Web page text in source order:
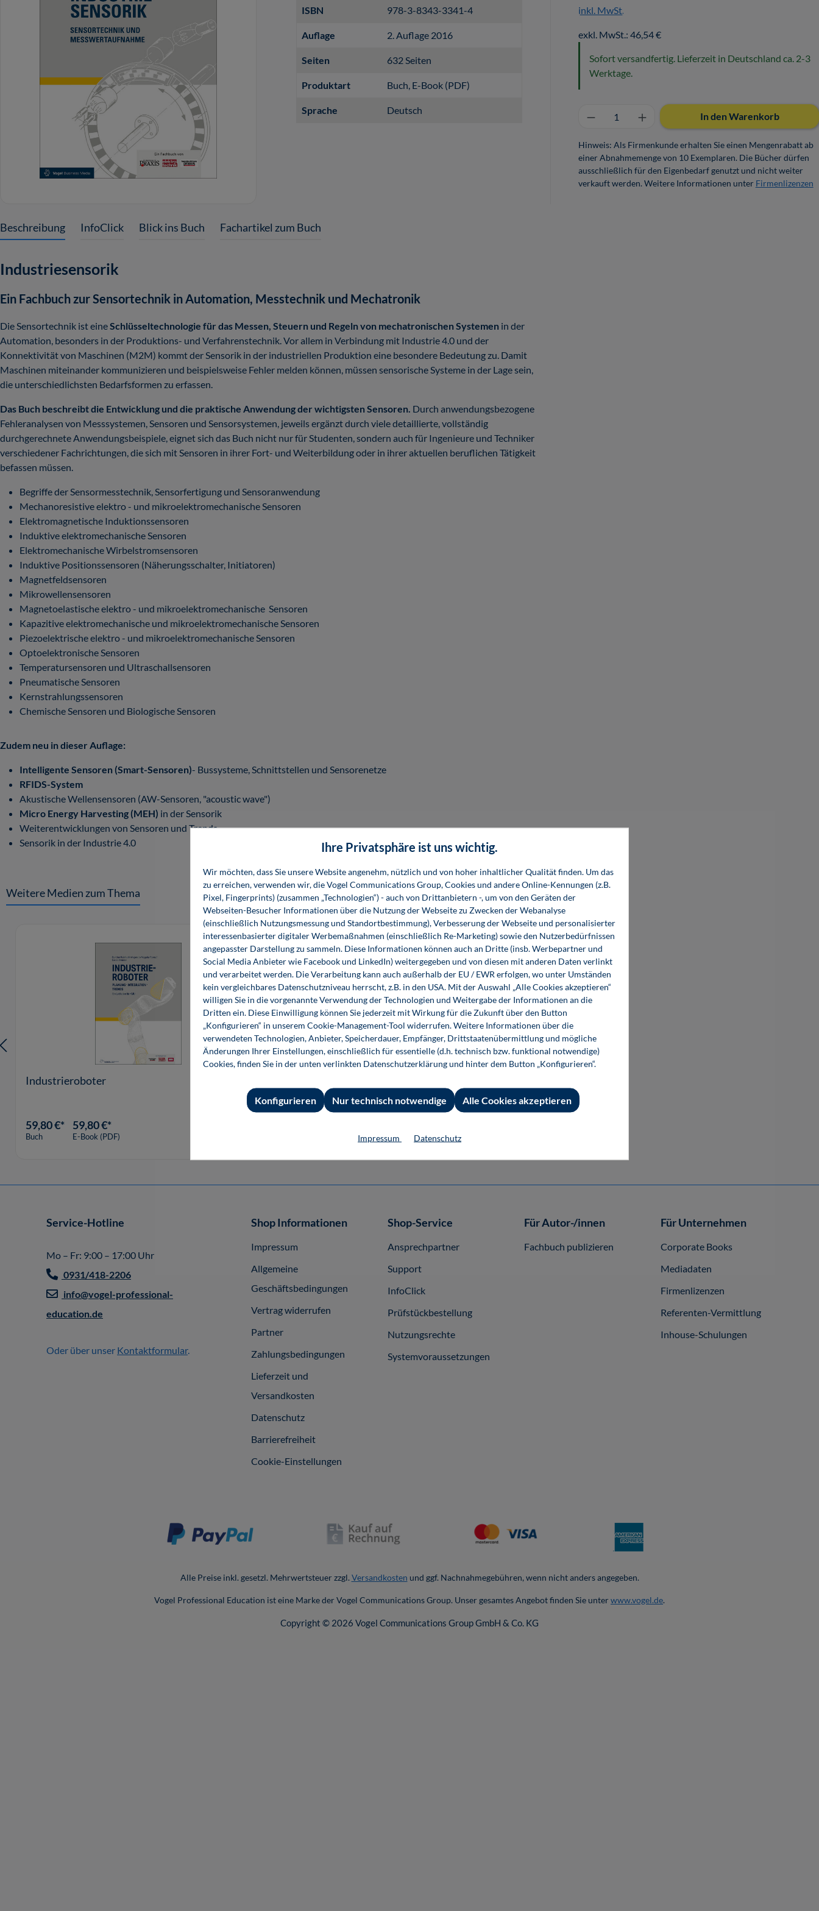
ISBN 978-3-8343-3341-4
Auflage 2. Auflage 2016
Seiten 632 Seiten
Produktart Buch, E-Book (PDF)
Sprache Deutsch
inkl. MwSt.
exkl. MwSt.: 46,54 €
Sofort versandfertig. Lieferzeit in Deutschland ca. 2-3
Werktage.
Produkt Anzahl: Gib denIn den Warenkorb
Hinweis: Als Firmenkunde erhalten Sie einen Mengenrabatt ab
einer Abnahmemenge von 10 Exemplaren. Die Bücher dürfen
ausschließlich für den Eigenbedarf genutzt und nicht weiter
verkauft werden. Weitere Informationen unter Firmenlizenzen
Beschreibung InfoClick Blick ins Buch Fachartikel zum Buch
Industriesensorik
Ein Fachbuch zur Sensortechnik in Automation, Messtechnik und Mechatronik
Die Sensortechnik ist eineSchlüsseltechnologie für das Messen, Steuern und Regeln von mechatronischen Systemen in der
Automation, besonders in der Produktions- und Verfahrenstechnik. Vor allem in Verbindung mit Industrie 4.0 und der
Konnektivität von Maschinen (M2M) kommt der Sensorik in der industriellen Produktion eine besondere Bedeutung zu. Damit
Maschinen miteinander kommunizieren und beispielsweise Fehler melden können, müssen sensorische Systeme in der Lage sein,
die unterschiedlichsten Bedarfsformen zu erfassen.
Das Buch beschreibt die Entwicklung und die praktische Anwendung der wichtigsten Sensoren. Durch anwendungsbezogene
Fehleranalysen von Messsystemen, Sensoren und Sensorsystemen, jeweils ergänzt durch viele detaillierte, vollständig
durchgerechnete Anwendungsbeispiele, eignet sich das Buch nicht nur für Studenten, sondern auch für Ingenieure und Techniker
verschiedener Fachrichtungen, die sich mit Sensoren in ihrer Fort- und Weiterbildung oder in ihrer aktuellen beruflichen Tätigkeit
befassen müssen.
Begriffe der Sensormesstechnik, Sensorfertigung und Sensoranwendung
Mechanoresistive elektro - und mikroelektromechanische Sensoren
Elektromagnetische Induktionssensoren
Induktive elektromechanische Sensoren
Elektromechanische Wirbelstromsensoren
Induktive Positionssensoren (Näherungsschalter, Initiatoren)
Magnetfeldsensoren
Mikrowellensensoren
Magnetoelastische elektro - und mikroelektromechanische Sensoren
Kapazitive elektromechanische und mikroelektromechanische Sensoren
Piezoelektrische elektro - und mikroelektromechanische Sensoren
Optoelektronische Sensoren
Temperatursensoren und Ultraschallsensoren
Pneumatische Sensoren
Kernstrahlungssensoren
Chemische Sensoren und Biologische Sensoren
Zudem neu in dieser Auflage:
Intelligente Sensoren (Smart-Sensoren)- Bussysteme, Schnittstellen und Sensorenetze
RFIDS-System
Akustische Wellensensoren (AW-Sensoren, "acoustic wave")
Micro Energy Harvesting (MEH) in der Sensorik
Weiterentwicklungen von Sensoren und Trends
Sensorik in der Industrie 4.0
Weitere Medien zum Thema
Industrieroboter
59,80 €*
Buch
59,80 €*
E-Book (PDF) E-Book (PDF)
Service-Hotline
Mo – Fr: 9:00 – 17:00 Uhr
0931/418-2206
info@vogel-professional-
education.de
Oder über unser Kontaktformular.
Shop Informationen
Impressum
Allgemeine
Geschäftsbedingungen
Vertrag widerrufen
Partner
Zahlungsbedingungen
Lieferzeit und
Versandkosten
Datenschutz
Barrierefreiheit
Cookie-Einstellungen
Shop-Service
Ansprechpartner
Support
InfoClick
Prüfstückbestellung
Nutzungsrechte
Systemvoraussetzungen
Für Autor-/innen
Fachbuch publizieren
Für Unternehmen
Corporate Books
Mediadaten
Firmenlizenzen
Referenten-Vermittlung
Inhouse-Schulungen
Alle Preise inkl. gesetzl. Mehrwertsteuer zzgl. Versandkosten und ggf. Nachnahmegebühren, wenn nicht anders angegeben.
Vogel Professional Education ist eine Marke der Vogel Communications Group. Unser gesamtes Angebot finden Sie unterwww.vogel.de.
Copyright © 2026 Vogel Communications Group GmbH & Co. KG
Ihre Privatsphäre ist uns wichtig.
Wir möchten, dass Sie unsere Website angenehm, nützlich und von hoher inhaltlicher Qualität finden. Um das
zu erreichen, verwenden wir, die Vogel Communications Group, Cookies und andere Online-Kennungen (z.B.
Pixel, Fingerprints) (zusammen „Technologien“) - auch von Drittanbietern -, um von den Geräten der
Webseiten-Besucher Informationen über die Nutzung der Webseite zu Zwecken der Webanalyse
(einschließlich Nutzungsmessung und Standortbestimmung), Verbesserung der Webseite und personalisierter
interessenbasierter digitaler Werbemaßnahmen (einschließlich Re-Marketing) sowie den Nutzerbedürfnissen
angepasster Darstellung zu sammeln. Diese Informationen können auch an Dritte (insb. Werbepartner und
Social Media Anbieter wie Facebook und LinkedIn) weitergegeben und von diesen mit anderen Daten verlinkt
und verarbeitet werden. Die Verarbeitung kann auch außerhalb der EU / EWR erfolgen, wo unter Umständen
kein vergleichbares Datenschutzniveau herrscht, z.B. in den USA. Mit der Auswahl „Alle Cookies akzeptieren“
willigen Sie in die vorgenannte Verwendung der Technologien und Weitergabe der Informationen an die
Dritten ein. Diese Einwilligung können Sie jederzeit mit Wirkung für die Zukunft über den Button
„Konfigurieren“ in unserem Cookie-Management-Tool widerrufen. Weitere Informationen über die
verwendeten Technologien, Anbieter, Speicherdauer, Empfänger, Drittstaatenübermittlung und mögliche
Änderungen Ihrer Einstellungen, einschließlich für essentielle (d.h. technisch bzw. funktional notwendige)
Cookies, finden Sie in der unten verlinkten Datenschutzerklärung und hinter dem Button „Konfigurieren“.
Nur technisch notwendige
Konfigurieren Alle Cookies akzeptieren
Impressum Datenschutz